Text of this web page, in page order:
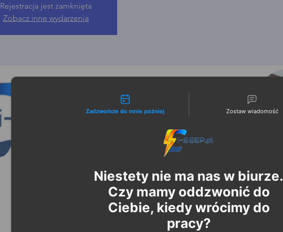
Rejestracja jest zamknięta
Zobacz inne wydarzenia
Możliwości kontaktu
Zadzwońcie do mnie później Zostaw wiadomość
Niestety nie ma nas w biurze.
Czy mamy oddzwonić do
Ciebie, kiedy wrócimy do
pracy?